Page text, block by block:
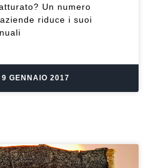
Un numero
riduce i suoi
9 GENNAIO 2017